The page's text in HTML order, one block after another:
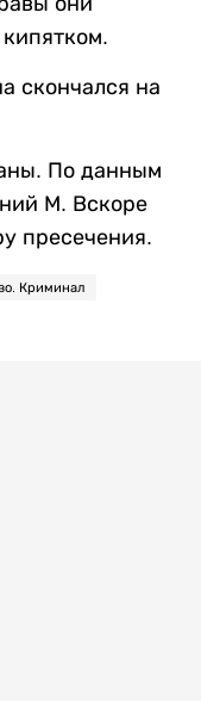
скончался на
По данным
М. Вскоре
пресечения.
Криминал